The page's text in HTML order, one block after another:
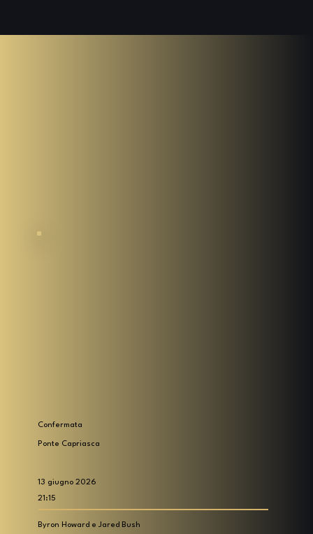
Confermata
13 giugno 2026
Ponte Capriasca
21:15
Byron Howard e Jared Bush